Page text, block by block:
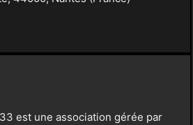
est une association gérée par